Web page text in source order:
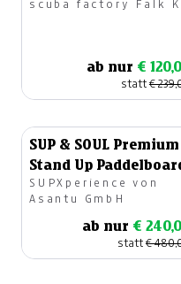
scuba factory Falk
ab nur €
statt€
SUP & SOUL Premium
Stand Up
SUPXperience von
Asantu GmbH
ab nur €
statt€